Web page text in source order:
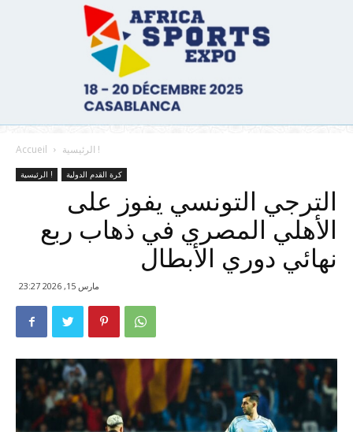
Accueil الرئيسية !
الرئيسية ! كرة القدم الدولية
الترجي التونسي يفوز على
الأهلي المصري في ذهاب ربع
نهائي دوري الأبطال
مارس 15, 2026 23:27